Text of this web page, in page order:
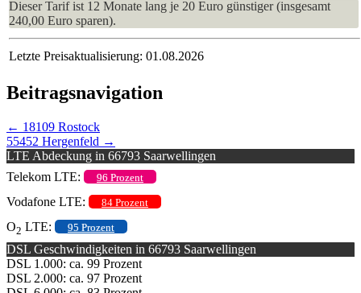
Dieser Tarif ist 12 Monate lang je 20 Euro günstiger (insgesamt
240,00 Euro sparen).
Letzte Preisaktualisierung: 01.08.2026
Beitragsnavigation
← 18109 Rostock
55452 Hergenfeld →
LTE Abdeckung in 66793 Saarwellingen
Telekom LTE:
96 Prozent
Vodafone LTE: 84 Prozent
O2 LTE: 95 Prozent
DSL Geschwindigkeiten in 66793 Saarwellingen
DSL 1.000: ca. 99 Prozent
DSL 2.000: ca. 97 Prozent